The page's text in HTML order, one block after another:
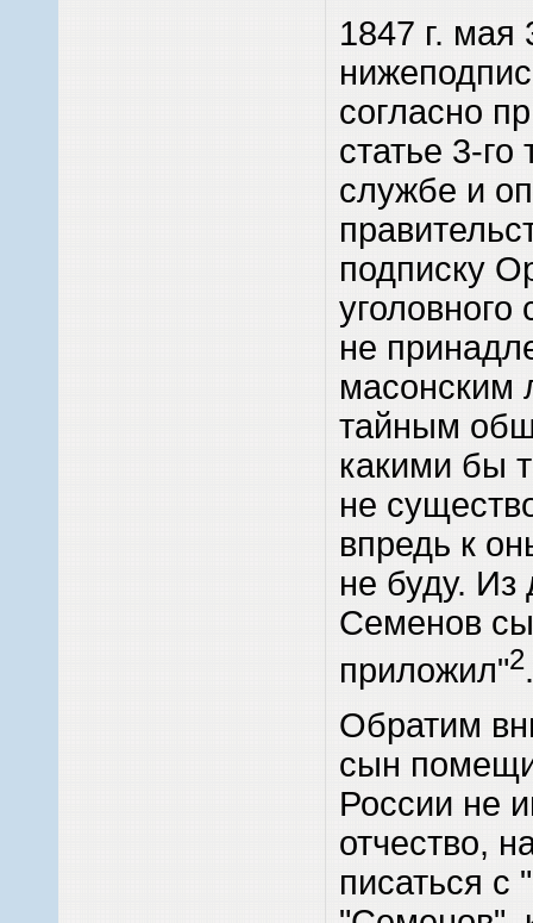
1847 г. мая
согласно
статье 3-го
службе и
подписку
уголовного
не
масонским
тайным
какими бы
не
впредь к
не буду. Из
Семенов
приложил"2.
Обратим
сын
России не
отчество,
писаться с